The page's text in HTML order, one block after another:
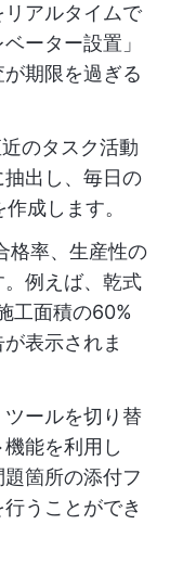
リアルタイムで
ーター設置」
期限を過ぎる
のタスク活動
出し、毎日の
成します。
格率、生産性の
例えば、乾式
工面積の60%
表示されま
ールを切り替
機能を利用し
箇所の添付フ
うことができ